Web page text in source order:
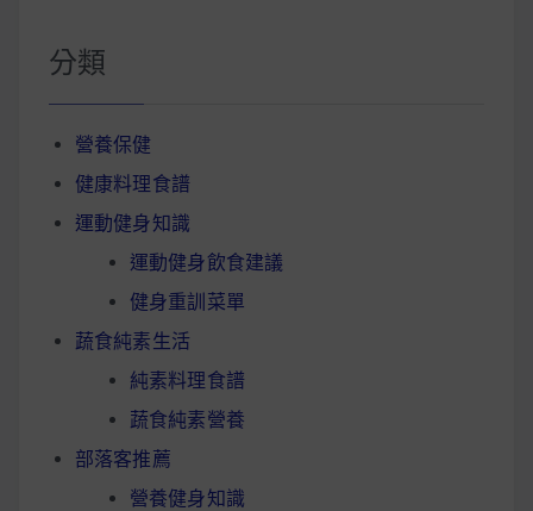
分類
營養保健
健康料理食譜
運動健身知識
運動健身飲食建議
健身重訓菜單
蔬食純素生活
純素料理食譜
蔬食純素營養
部落客推薦
營養健身知識